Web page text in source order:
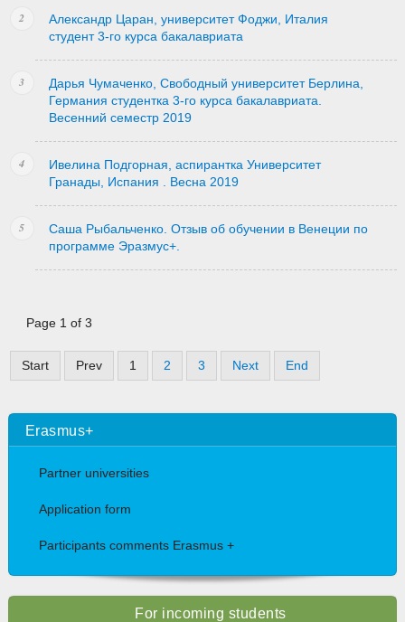
Александр Царан, университет Фоджи, Италия
студент 3-го курса бакалавриата
Дарья Чумаченко, Свободный университет Берлина,
Германия студентка 3-го курса бакалавриата.
Весенний семестр 2019
Ивелина Подгорная, аспирантка Университет
Гранады, Испания . Весна 2019
Саша Рыбальченко. Отзыв об обучении в Венеции по
программе Эразмус+.
Page 1 of 3
Start Prev 1 2 3 Next End
Erasmus+
Partner universities
Application form
Participants comments Erasmus +
For incoming students